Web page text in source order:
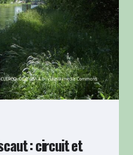
: circuit et